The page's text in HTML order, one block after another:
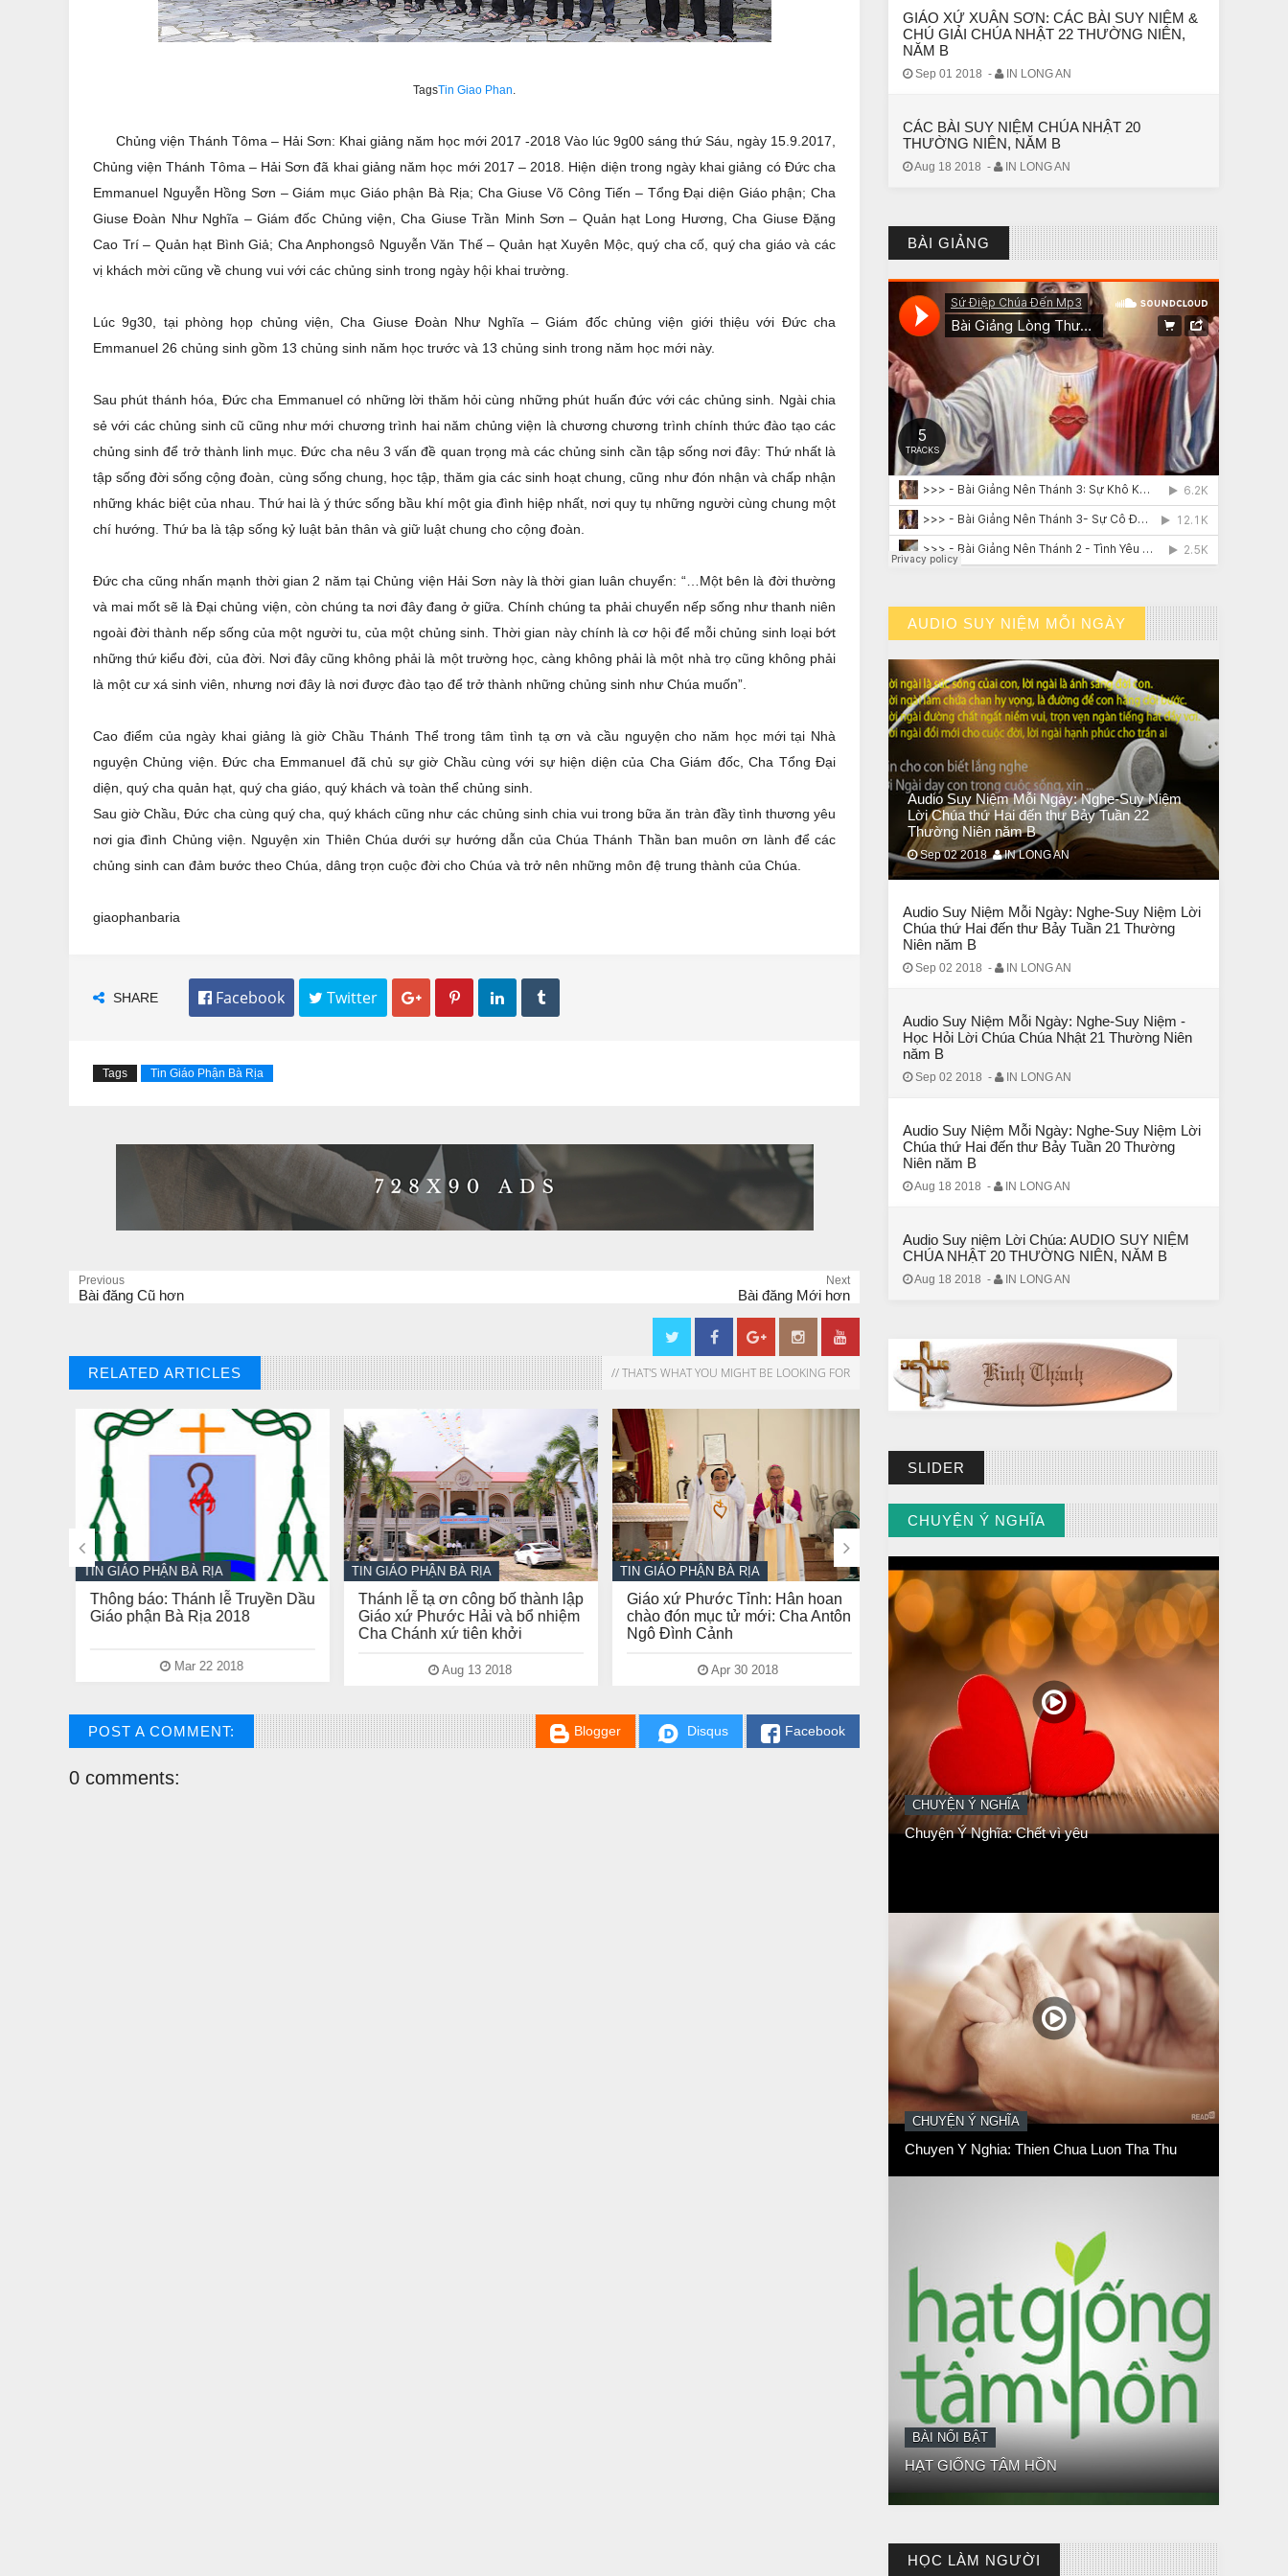
TagsTin Giao Phan
Chủng viện Thánh Tôma – Hải Sơn: Khai giảng năm học mới 2017 -2018 Vào lúc 9g00 sáng thứ Sáu, ngày 15.9.2017,
Chủng viện Thánh Tôma – Hải Sơn đã khai giảng năm học mới 2017 – 2018. Hiện diện trong ngày khai giảng có Đức cha
Emmanuel Nguyễn Hồng Sơn – Giám mục Giáo phận Bà Rịa; Cha Giuse Võ Công Tiến – Tổng Đại diện Giáo phận; Cha
Giuse Đoàn Như Nghĩa – Giám đốc Chủng viện, Cha Giuse Trần Minh Sơn – Quản hạt Long Hương, Cha Giuse Đặng
Cao Trí – Quản hạt Bình Giả; Cha Anphongsô Nguyễn Văn Thế – Quản hạt Xuyên Mộc, quý cha cố, quý cha giáo và các
vị khách mời cũng về chung vui với các chủng sinh trong ngày hội khai trường.
Lúc 9g30, tại phòng họp chủng viện, Cha Giuse Đoàn Như Nghĩa – Giám đốc chủng viện giới thiệu với Đức cha
Emmanuel 26 chủng sinh gồm 13 chủng sinh năm học trước và 13 chủng sinh trong năm học mới này.
Sau phút thánh hóa, Đức cha Emmanuel có những lời thăm hỏi cùng những phút huấn đức với các chủng sinh. Ngài chia
sẻ với các chủng sinh cũ cũng như mới chương trình hai năm chủng viện là chương chương trình chính thức đào tạo các
chủng sinh để trở thành linh mục. Đức cha nêu 3 vấn đề quan trọng mà các chủng sinh cần tập sống nơi đây: Thứ nhất là
tập sống đời sống cộng đoàn, cùng sống chung, học tập, thăm gia các sinh hoạt chung, cũng như đón nhận và chấp nhận
những khác biệt của nhau. Thứ hai là ý thức sống bầu khí một gia đình hiệp nhất, nơi quy tụ những người cùng chung một
chí hướng. Thứ ba là tập sống kỷ luật bản thân và giữ luật chung cho cộng đoàn.
Đức cha cũng nhấn mạnh thời gian 2 năm tại Chủng viện Hải Sơn này là thời gian luân chuyển: “… Một bên là đời thường
và mai mốt sẽ là Đại chủng viện, còn chúng ta nơi đây đang ở giữa. Chính chúng ta phải chuyển nếp sống như thanh niên
ngoài đời thành nếp sống của một người tu, của một chủng sinh. Thời gian này chính là cơ hội để mỗi chủng sinh loại bớt
những thứ kiểu đời, của đời. Nơi đây cũng không phải là một trường học, càng không phải là một nhà trọ cũng không phải
là một cư xá sinh viên, nhưng nơi đây là nơi được đào tạo để trở thành những chủng sinh như Chúa muốn”.
Cao điểm của ngày khai giảng là giờ Chầu Thánh Thể trong tâm tình tạ ơn và cầu nguyện cho năm học mới tại Nhà
nguyện Chủng viện. Đức cha Emmanuel đã chủ sự giờ Chầu cùng với sự hiện diện của Cha Giám đốc, Cha Tổng Đại
diện, quý cha quản hạt, quý cha giáo, quý khách và toàn thể chủng sinh.
Sau giờ Chầu, Đức cha cùng quý cha, quý khách cũng như các chủng sinh chia vui trong bữa ăn tràn đầy tình thương yêu
nơi gia đình Chủng viện. Nguyện xin Thiên Chúa dưới sự hướng dẫn của Chúa Thánh Thần ban muôn ơn lành để các
chủng sinh can đảm bước theo Chúa, dâng trọn cuộc đời cho Chúa và trở nên những môn đệ trung thành của Chúa.
giaophanbaria
SHARE  Facebook  Twitter    
Tags Tin Giáo Phận Bà Rịa
Next
Bài đăng Mới hơn
Previous
Bài đăng Cũ hơn
RELATED ARTICLES // THAT'S WHAT YOU MIGHT BE LOOKING FOR
TIN GIÁO PHẬN BÀ RỊA
Thông báo: Thánh lễ Truyền Dầu
Giáo phận Bà Rịa 2018
Mar 22 2018
TIN GIÁO PHẬN BÀ RỊA
Thánh lễ tạ ơn công bố thành lập
Giáo xứ Phước Hải và bổ nhiệm
Cha Chánh xứ tiên khởi
Aug 13 2018
TIN GIÁO PHẬN BÀ RỊA
Giáo xứ Phước Tỉnh: Hân hoan
chào đón mục tử mới: Cha Antôn
Ngô Đình Cảnh
Apr 30 2018
TIN GIÁO PHẬN BÀ RỊA
Giáo xứ Phước Thành: Hân
hoan chào đón mục tử mới: Cha
Phanxicô Xaviê Trần Quốc Tuấn
Apr 21 2018
 
POST A COMMENT: Blogger Disqus Facebook
0 comments:
GIÁO XỨ XUÂN SƠN: CÁC BÀI SUY NIỆM &
CHÚ GIẢI CHÚA NHẬT 22 THƯỜNG NIÊN,
NĂM B
Sep 01 2018 - IN LONG AN
CÁC BÀI SUY NIỆM CHÚA NHẬT 20
THƯỜNG NIÊN, NĂM B
Aug 18 2018 - IN LONG AN
BÀI GIẢNG
AUDIO SUY NIỆM MỖI NGÀY
// VIEW MORE BY AUDIO SUY NIỆM MỖI NGÀY
Audio Suy Niệm Mỗi Ngày: Nghe-Suy Niệm
Lời Chúa thứ Hai đến thư Bảy Tuần 22
Thường Niên năm B
Sep 02 2018 IN LONG AN
Audio Suy Niệm Mỗi Ngày: Nghe-Suy Niệm Lời
Chúa thứ Hai đến thư Bảy Tuần 21 Thường
Niên năm B
Sep 02 2018 - IN LONG AN
Audio Suy Niệm Mỗi Ngày: Nghe-Suy Niệm -
Học Hỏi Lời Chúa Chúa Nhật 21 Thường Niên
năm B
Sep 02 2018 - IN LONG AN
Audio Suy Niệm Mỗi Ngày: Nghe-Suy Niệm Lời
Chúa thứ Hai đến thư Bảy Tuần 20 Thường
Niên năm B
Aug 18 2018 - IN LONG AN
Audio Suy niệm Lời Chúa: AUDIO SUY NIỆM
CHÚA NHẬT 20 THƯỜNG NIÊN, NĂM B
Aug 18 2018 - IN LONG AN
SLIDER
CHUYỆN Ý NGHĨA
// VIEW MORE BY CHUYỆN Ý NGHĨA
CHUYỆN Ý NGHĨA
CHUYỆN Ý NGHĨA
CHUYỆN Ý NGHĨA
CHUYỆN Ý NGHĨA
Chuyện Ý Nghĩa: Chết vì yêu
CHUYỆN Ý NGHĨA
Chuyen Y Nghia: Thien Chua Luon Tha Thu
BÀI NỔI BẬT
HẠT GIỐNG TÂM HỒN
BÀI NỔI BẬT
BÀI HỌC LỚN TỪ MỘT EM BÉ
HỌC LÀM NGƯỜI